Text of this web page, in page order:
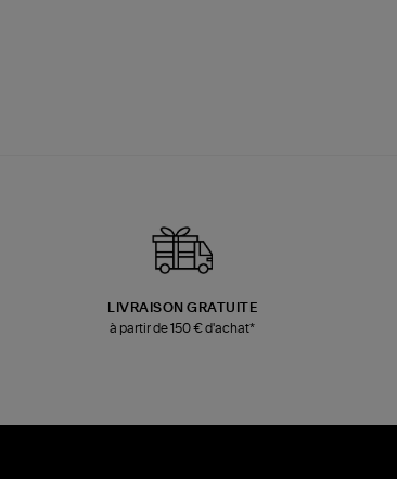
LIVRAISON GRATUITE
à partir de 150 € d'achat*